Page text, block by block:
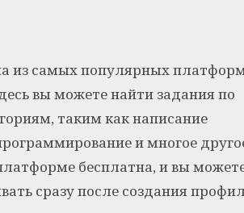
из самых популярных
вы можете найти задания по
таким как написание
и многое
бесплатна, и вы
сразу после создания